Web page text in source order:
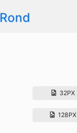
Rond
32PX
128PX